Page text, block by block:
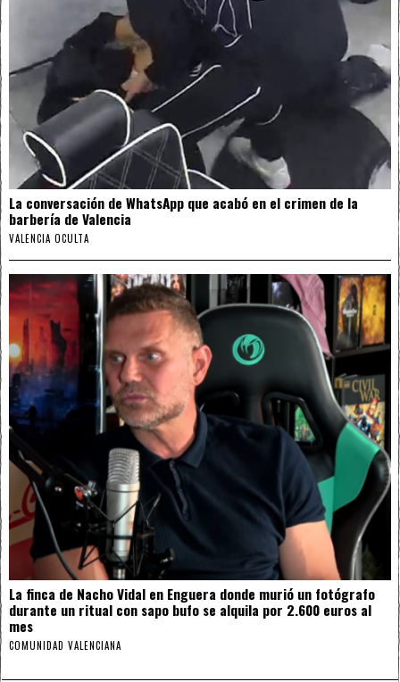
La conversación de WhatsApp que acabó en el crimen de la
barbería de Valencia
VALENCIA OCULTA
La finca de Nacho Vidal en Enguera donde murió un fotógrafo
durante un ritual con sapo bufo se alquila por 2.600 euros al
mes
COMUNIDAD VALENCIANA